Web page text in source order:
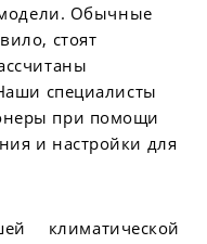
Обычные
стоят
специалисты
при помощи
и настройки для
климатической